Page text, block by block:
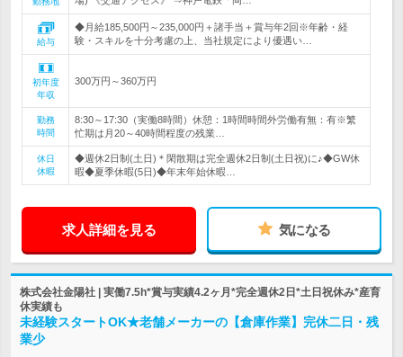
給与
◆月給185,500円～235,000円＋諸手当＋賞与年2回※年齢・経
験・スキルを十分考慮の上、当社規定により優遇い…
初年度
年収
300万円～360万円
勤務
時間
8:30～17:30（実働8時間）休憩：1時間時間外労働有無：有※繁
忙期は月20～40時間程度の残業…
休日
休暇
◆週休2日制(土日)＊閑散期は完全週休2日制(土日祝)に♪◆GW休
暇◆夏季休暇(5日)◆年末年始休暇…
求人詳細を見る 気になる
株式会社金陽社 | 実働7.5h*賞与実績4.2ヶ月*完全週休2日*土日祝休み*産育
休実績も
未経験スタートOK★老舗メーカーの【倉庫作業】完休二日・残
業少